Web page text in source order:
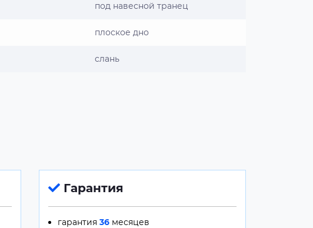
под навесной транец
плоское дно
слань
Гарантия
гарантия 36 месяцев